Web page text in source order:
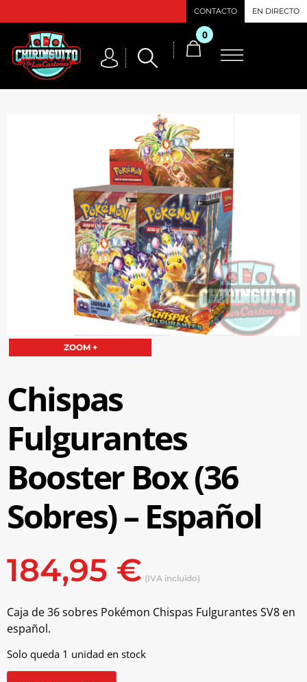
CONTACTO EN DIRECTO
0
ZOOM +
Chispas
Fulgurantes
Booster Box (36
Sobres) – Español
184,95 € (IVA incluido)
Caja de 36 sobres Pokémon Chispas Fulgurantes SV8 en
español.
Solo queda 1 unidad en stock